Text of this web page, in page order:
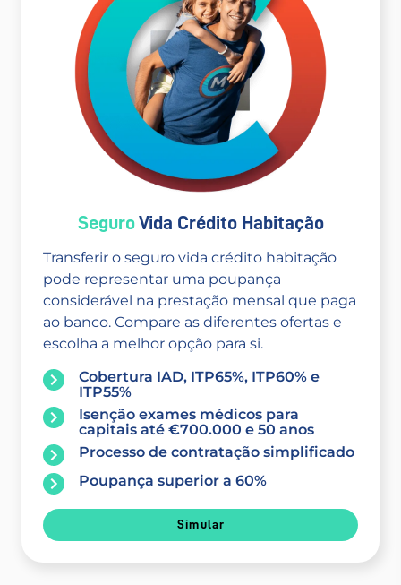
SeguroVida Crédito Habitação
Transferir o seguro vida crédito habitação
pode representar uma poupança
considerável na prestação mensal que paga
ao banco. Compare as diferentes ofertas e
escolha a melhor opção para si.
Cobertura IAD, ITP65%, ITP60% e
ITP55%
Isenção exames médicos para
capitais até €700.000 e 50 anos
Processo de contratação simplificado
Poupança superior a 60%
Simular